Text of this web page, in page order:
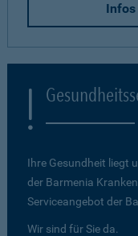
Infos
Ihre Gesundheit liegt
der Barmenia
Serviceangebot der
Wir sind für Sie da.